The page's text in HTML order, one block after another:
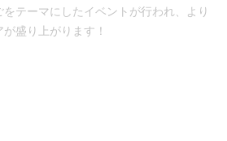
テーマにしたイベントが行われ、より
盛り上がります！